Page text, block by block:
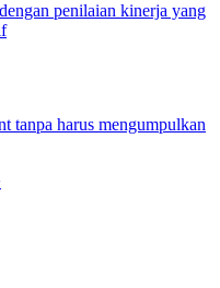
penilaian kinerja yang
tanpa harus mengumpulkan